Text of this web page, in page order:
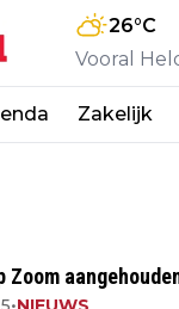
26°C
Vooral
Zakelijk
Zoom